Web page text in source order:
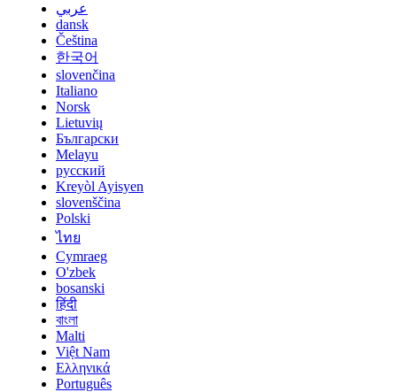
عربي
dansk
Čeština
한국어
slovenčina
Italiano
Norsk
Lietuvių
Български
Melayu
русский
Kreyòl Ayisyen
slovenščina
Polski
ไทย
Cymraeg
O'zbek
bosanski
हिंदी
বাংলা
Malti
Việt Nam
Ελληνικά
Português